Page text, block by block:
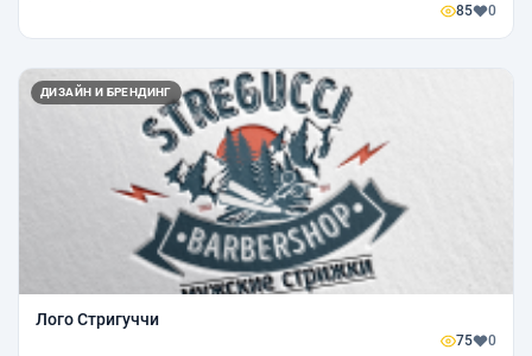
85 0
ДИЗАЙН И БРЕНДИНГ
Лого Стригуччи
75 0